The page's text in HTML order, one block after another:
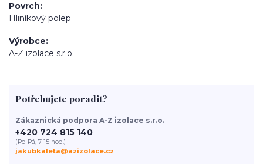
Povrch
Hliníkový polep
Výrobce
A-Z izolace s.r.o.
Potřebujete poradit?
Zákaznická podpora A-Z izolace s.r.o.
+420 724 815 140
(Po-Pá, 7-15 hod.)
jakubkaleta@azizolace.cz